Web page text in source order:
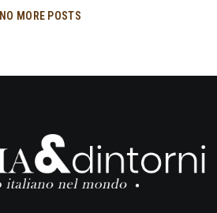
NO MORE POSTS